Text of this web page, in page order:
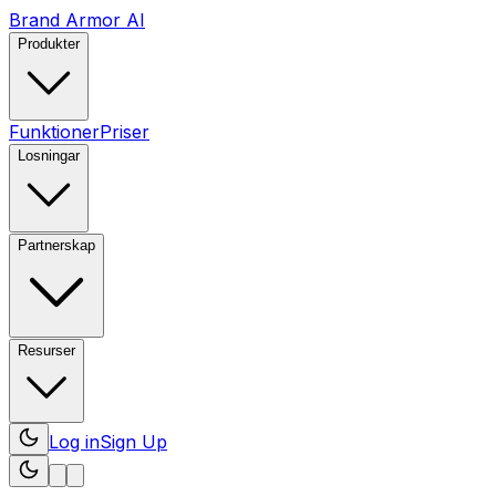
Brand Armor AI
Produkter
FunktionerPriser
Losningar
Partnerskap
Resurser
Log inSign Up